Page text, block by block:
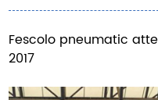
Fescolo pneumatic
2017